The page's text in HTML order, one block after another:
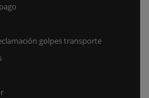
golpes transporte